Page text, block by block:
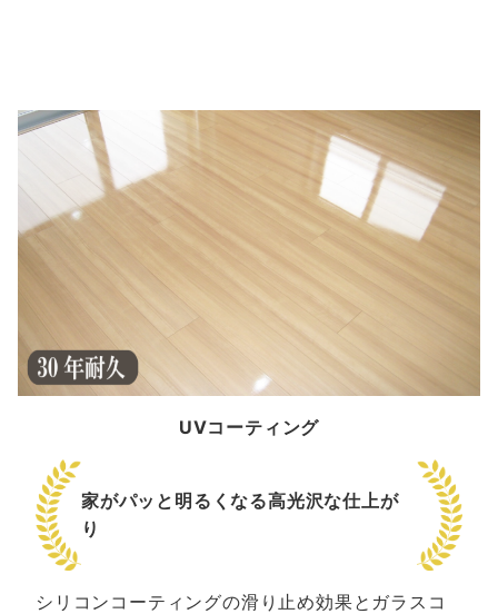
UVコーティング
家がパッと明るくなる高光沢な仕上が
り
シリコンコーティングの滑り止め効果とガラスコ